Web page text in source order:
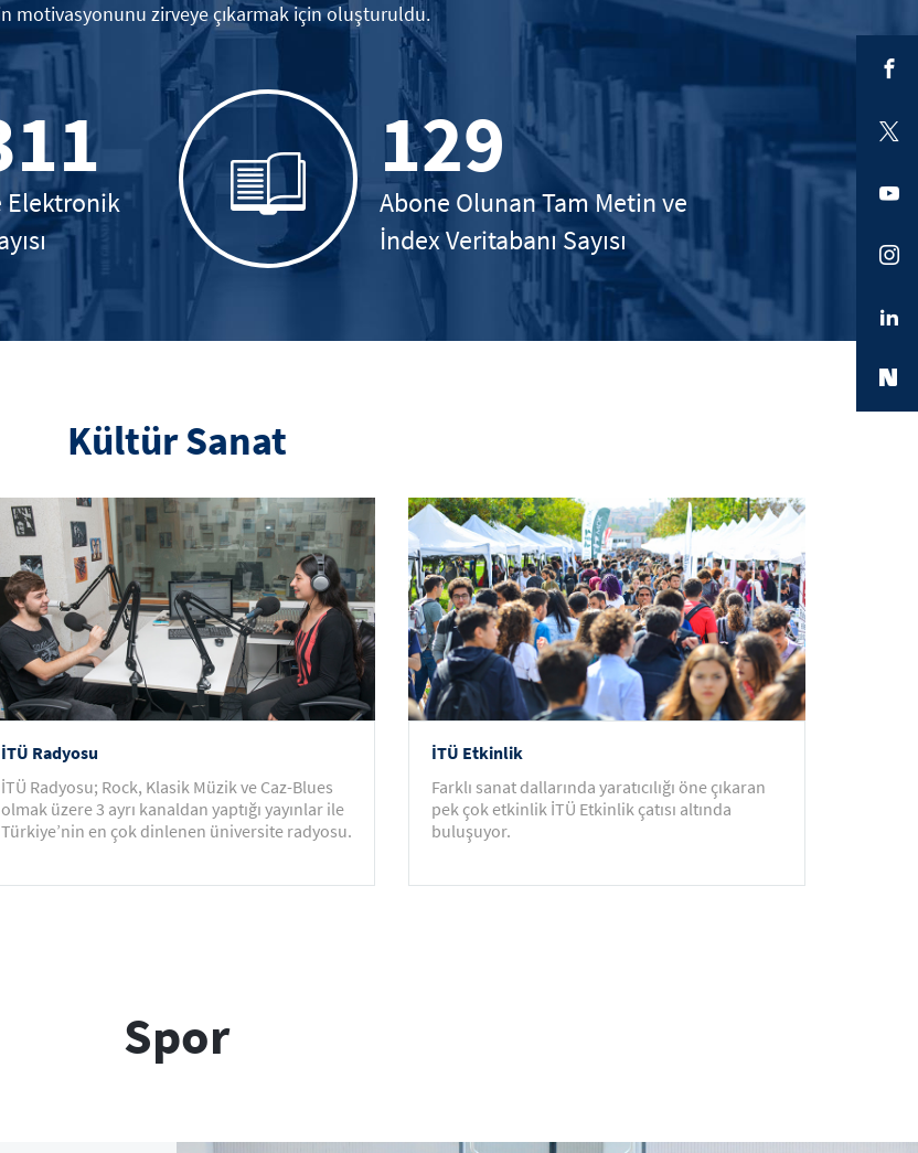
motivasyonunu zirveye çıkarmak için oluşturuldu.
Elektronik
129
Abone Olunan Tam Metin ve
İndex Veritabanı Sayısı
Kültür Sanat
İTÜ Radyosu
İTÜ Radyosu; Rock, Klasik Müzik ve Caz-Blues
olmak üzere 3 ayrı kanaldan yaptığı yayınlar ile
Türkiye’nin en çok dinlenen üniversite radyosu.
İTÜ Etkinlik
Farklı sanat dallarında yaratıcılığı öne çıkaran
pek çok etkinlik İTÜ Etkinlik çatısı altında
buluşuyor.
Spor